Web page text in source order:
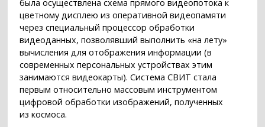
была осуществлена схема прямого видеопотока к
цветному дисплею из оперативной видеопамяти
через специальный процессор обработки
видеоданных, позволявший выполнить «на лету»
вычисления для отображения информации (в
современных персональных устройствах этим
занимаются видеокарты). Система СВИТ стала
первым относительно массовым инструментом
цифровой обработки изображений, полученных
из космоса.